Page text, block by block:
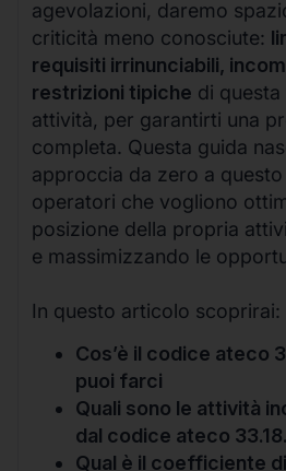
agevolazioni, daremo
criticità meno conosciute:
requisiti irrinunciabili,
restrizioni tipiche di
attività, per garantirti una
completa. Questa guida
approccia da zero a
operatori che vogliono
posizione della propria
e massimizzando le
In questo articolo scoprirai:
Cos’è il codice ateco
puoi farci
Quali sono le attività
dal codice ateco
Qual è il coefficiente